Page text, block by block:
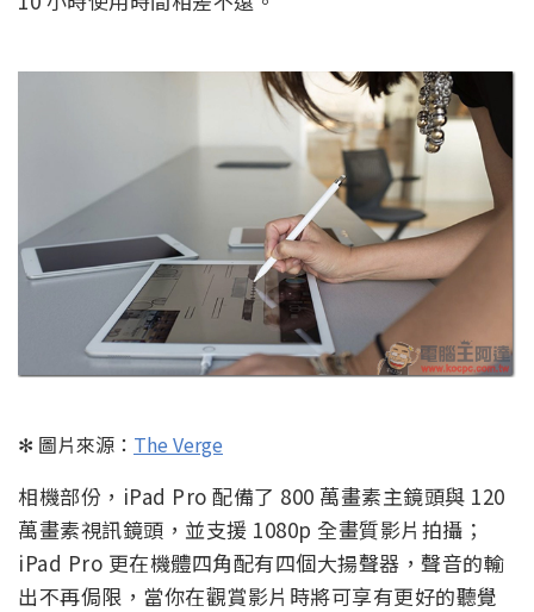
✻ 圖片來源： The Verge
相機部份，iPad Pro 配備了 800 萬畫素主鏡頭與 120
萬畫素視訊鏡頭，並支援 1080p 全畫質影片拍攝；
iPad Pro 更在機體四角配有四個大揚聲器，聲音的輸
出不再侷限，當你在觀賞影片時將可享有更好的聽覺